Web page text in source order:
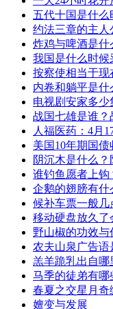
五代十国是什么
约法三章的主人
炸鸡与啤酒是什
我国是什么时候
按察使相当于现
内卷和躺平是什
电视剧安家多少
战国七雄是谁？
人福医药：4月
美国10年期国债
阴沉木是什么？
谁钓鱼愿者上钩
企鹅的翅膀有什
候补车票一般几
移动硬盘放久了
野山椒的功效与
农夫山泉广告语
羔羊跪乳出自哪
马季的徒弟有哪
春夏之交星月奇
嬗变与发展